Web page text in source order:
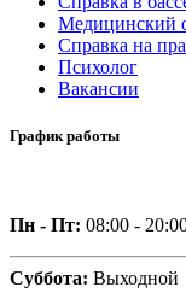
Медицинский
Справка на
Психолог
Вакансии
График работы
Пн - Пт: 08:00 -
Суббота: Выходной